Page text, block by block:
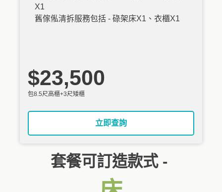
X1
舊傢俬清拆服務包括 - 碌架床X1、衣櫃X1
$23,500
包8.5尺高櫃+3尺矮櫃
立即查詢
套餐可訂造款式 -